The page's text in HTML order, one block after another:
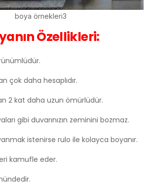
boya örnekleri3
Özellikleri:
çok daha hesaplıdır.
2 kat daha uzun ömürlüdür.
gibi duvarınızın zeminini bozmaz.
istenirse rulo ile kolayca boyanır.
kamufle eder.